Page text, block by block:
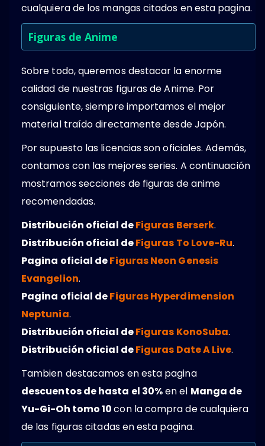
cualquiera de los mangas citados en esta pagina.
Figuras de Anime
Sobre todo, queremos destacar la enorme
calidad de nuestras figuras de Anime. Por
consiguiente, siempre importamos el mejor
material traído directamente desde Japón.
Por supuesto las licencias son oficiales. Además,
contamos con las mejores series. A continuación
mostramos secciones de figuras de anime
recomendadas.
Distribución oficial deFiguras Berserk.
Distribución oficial deFiguras To Love-Ru.
Pagina oficial deFiguras Neon Genesis
Evangelion.
Pagina oficial deFiguras Hyperdimension
Neptunia.
Distribución oficial deFiguras KonoSuba.
Distribución oficial deFiguras Date A Live.
Tambien destacamos en esta pagina
descuentos de hasta el 30%en el Manga de
Yu-Gi-Oh tomo 10con la compra de cualquiera
de las figuras citadas en esta pagina.